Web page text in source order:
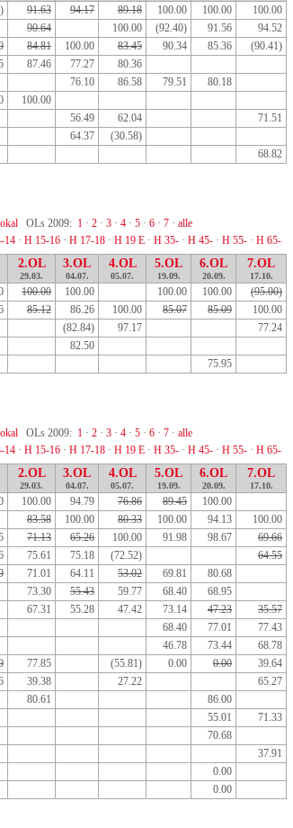
91.63 94.17 89.18 100.00 100.00
100.00
90.64 100.00 (92.40) 91.56
94.52
84.81 100.00 83.45 90.34 85.36
(90.41)
87.46 77.27
80.36
76.10 86.58 79.51
80.18
100.00
56.49 62.04
71.51
64.37
(30.58)
68.82
OLs 2009: 1 · 2 · 3 · 4 · 5 · 6 · 7 · alle
14 · H 15-16 · H 17-18 · H 19 E · H 35- · H 45- · H 55- · H 65-
2.OL
29.03.
3.OL
04.07.
4.OL
05.07.
5.OL
19.09.
6.OL
20.09.
7.OL
17.10.
100.00 100.00 100.00 100.00
(95.00)
85.12 86.26 100.00 85.07 85.09
100.00
(82.84) 97.17
77.24
82.50
75.95
OLs 2009: 1 · 2 · 3 · 4 · 5 · 6 · 7 · alle
14 · H 15-16 · H 17-18 · H 19 E · H 35- · H 45- · H 55- · H 65-
2.OL
29.03.
3.OL
04.07.
4.OL
05.07.
5.OL
19.09.
6.OL
20.09.
7.OL
17.10.
100.00 94.79 76.86 89.45
100.00
83.58 100.00 80.33 100.00 94.13
100.00
71.13 65.26 100.00 91.98 98.67
69.66
75.61 75.18 (72.52)
64.55
71.01 64.11 53.02 69.81
80.68
73.30 55.43 59.77 68.40
68.95
67.31 55.28 47.42 73.14 47.23
35.57
68.40 77.01
77.43
46.78 73.44
68.78
77.85 (55.81) 0.00 0.00
39.64
39.38 27.22
65.27
80.61
86.00
55.01
71.33
70.68
37.91
0.00
0.00